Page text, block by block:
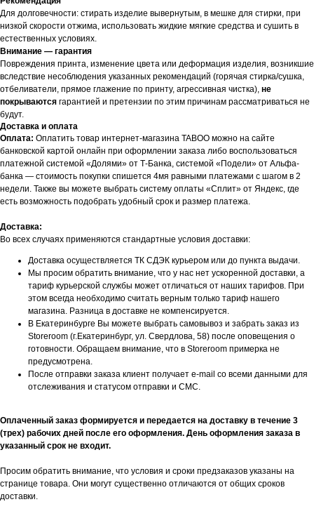
Для долговечности: стирать изделие вывернутым, в мешке для стирки, при
низкой скорости отжима, использовать жидкие мягкие средства и сушить в
естественных условиях.
Внимание — гарантия
Повреждения принта, изменение цвета или деформация изделия, возникшие
вследствие несоблюдения указанных рекомендаций (горячая стирка/сушка,
отбеливатели, прямое глажение по принту, агрессивная чистка), не
покрываются гарантией и претензии по этим причинам рассматриваться не
будут.
Доставка и оплата
Оплата: Оплатить товар интернет-магазина TABOO можно на сайте
банковской картой онлайн при оформлении заказа либо воспользоваться
платежной системой «Долями» от Т-Банка, системой «Подели» от Альфа-
банка — стоимость покупки спишется 4мя равными платежами с шагом в 2
недели. Также вы можете выбрать систему оплаты «Сплит» от Яндекс, где
есть возможность подобрать удобный срок и размер платежа.
Доставка:
Во всех случаях применяются стандартные условия доставки:
Доставка осуществляется ТК СДЭК курьером или до пункта выдачи.
Мы просим обратить внимание, что у нас нет ускоренной доставки, а
тариф курьерской службы может отличаться от наших тарифов. При
этом всегда необходимо считать верным только тариф нашего
магазина. Разница в доставке не компенсируется.
В Екатеринбурге Вы можете выбрать самовывоз и забрать заказ из
Storeroom (г.Екатеринбург, ул. Свердлова, 58) после оповещения о
готовности. Обращаем внимание, что в Storeroom примерка не
предусмотрена.
После отправки заказа клиент получает e-mail со всеми данными для
отслеживания и статусом отправки и СМС.
Оплаченный заказ формируется и передается на доставку в течение 3
(трех) рабочих дней после его оформления. День оформления заказа в
указанный срок не входит.
Просим обратить внимание, что условия и сроки предзаказов указаны на
странице товара. Они могут существенно отличаются от общих сроков
доставки.
БУДЬТЕ В КУРСЕ НАШИХ
НОВИНОК И АКЦИЙ
Подпишитесь на нашу рассылку и
получайте уведомления о наших скидках
и новых поступлениях
Я даю согласие на обработку
персональных данных в
соответствиис политикой
Я даю согласие на получение email-